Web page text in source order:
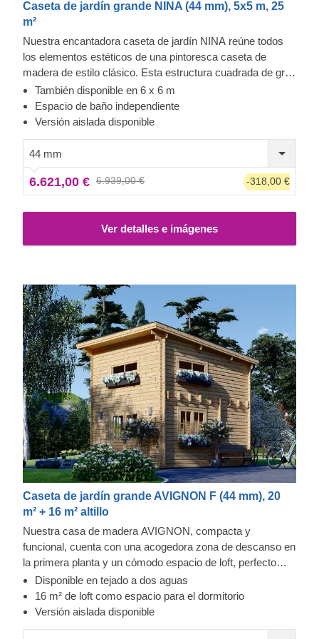
Caseta de jardín grande NINA (44 mm), 5x5 m, 25
m²
Nuestra encantadora caseta de jardín NINA reúne todos
los elementos estéticos de una pintoresca caseta de
madera de estilo clásico. Esta estructura cuadrada de gran
funcionalidad se verá genial en su patio trasero y le invitará
a pasar un rato tranquilo en su interior. Tanto si decide
utilizarla como zona de relax para descansar entre las
estar para sus reuniones de amigos, como habitación de
invitados o incluso como gimnasio en casa, ¡este modelo
económico tiene muchísimo que ofrecer! Para su mayor
comodidad, también se encuentra disponible una versión
aislada de este modelo.
También disponible en 6 x 6 m
Espacio de baño independiente
Versión aislada disponible
44 mm
6.621,00 € 6.939,00 € -318,00 €
Ver detalles e imágenes
Caseta de jardín grande AVIGNON F (44 mm), 20
m² + 16 m² altillo
Nuestra casa de madera AVIGNON, compacta y
funcional, cuenta con una acogedora zona de descanso en
la primera planta y un cómodo espacio de loft, perfecto
para organizar un lugar donde poder relajarse en la
segunda planta. Si está buscando una casa de madera
que sea muy funcional y económica, este modelo podría
Disponible en tejado a dos aguas
16 m² de loft como espacio para el dormitorio
Versión aislada disponible